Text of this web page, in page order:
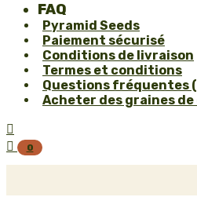
FAQ
Pyramid Seeds
Paiement sécurisé
Conditions de livraison
Termes et conditions
Questions fréquentes
Acheter des graines


0